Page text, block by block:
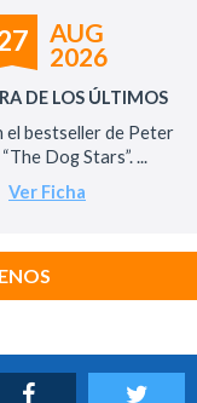
AUG
2026
DE LOS ÚLTIMOS
el bestseller de Peter
Dog Stars”. ...
Ver Ficha